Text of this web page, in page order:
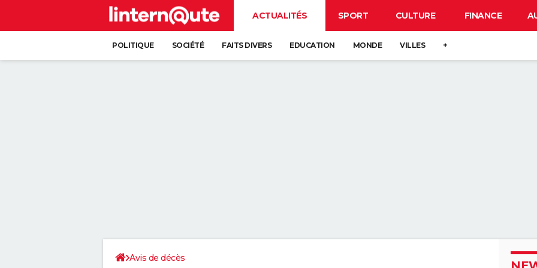
ACTUALITÉS SPORT CULTURE FINANCE
POLITIQUE SOCIÉTÉ FAITS DIVERS EDUCATION MONDE VILLES +
Avis de décès